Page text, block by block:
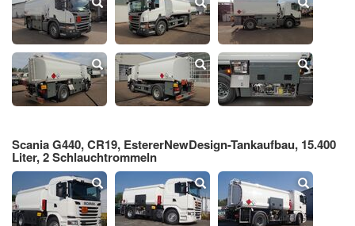
Scania G440, CR19, EstererNewDesign-Tankaufbau, 15.400
Liter, 2 Schlauchtrommeln